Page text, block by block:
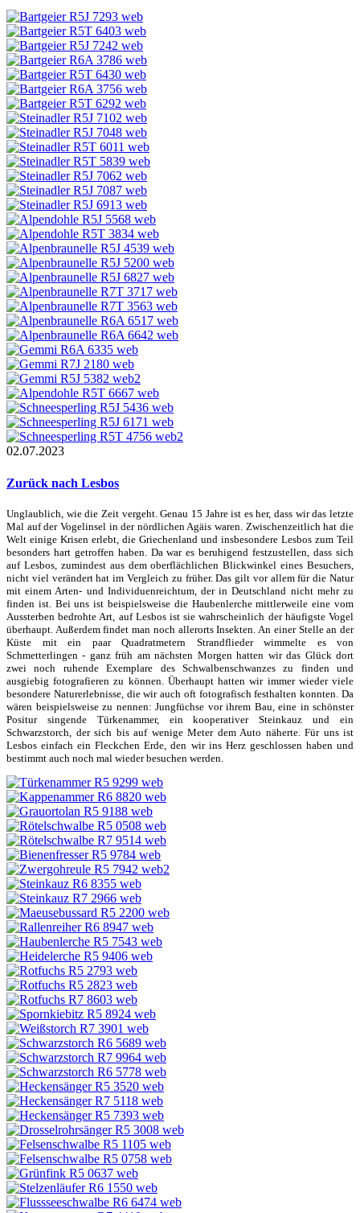
02.07.2023
Zurück nach Lesbos
Unglaublich, wie die Zeit vergeht. Genau 15 Jahre ist es her, dass wir das letzte
Mal auf der Vogelinsel in der nördlichen Agäis waren. Zwischenzeitlich hat die
Welt einige Krisen erlebt, die Griechenland und insbesondere Lesbos zum Teil
besonders hart getroffen haben. Da war es beruhigend festzustellen, dass sich
auf Lesbos, zumindest aus dem oberflächlichen Blickwinkel eines Besuchers,
nicht viel verändert hat im Vergleich zu früher. Das gilt vor allem für die Natur
mit einem Arten- und Individuenreichtum, der in Deutschland nicht mehr zu
finden ist. Bei uns ist beispielsweise die Haubenlerche mittlerweile eine vom
Aussterben bedrohte Art, auf Lesbos ist sie wahrscheinlich der häufigste Vogel
überhaupt. Außerdem findet man noch allerorts Insekten. An einer Stelle an der
Küste mit ein paar Quadratmetern Strandflieder wimmelte es von
Schmetterlingen - ganz früh am nächsten Morgen hatten wir das Glück dort
zwei noch ruhende Exemplare des Schwalbenschwanzes zu finden und
ausgiebig fotografieren zu können. Überhaupt hatten wir immer wieder viele
besondere Naturerlebnisse, die wir auch oft fotografisch festhalten konnten. Da
wären beispielsweise zu nennen: Jungfüchse vor ihrem Bau, eine in schönster
Positur singende Türkenammer, ein kooperativer Steinkauz und ein
Schwarzstorch, der sich bis auf wenige Meter dem Auto näherte. Für uns ist
Lesbos einfach ein Fleckchen Erde, den wir ins Herz geschlossen haben und
bestimmt auch noch mal wieder besuchen werden.